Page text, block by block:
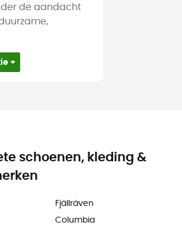
de aandacht
+
schoenen, kleding &
Fjällräven
Columbia